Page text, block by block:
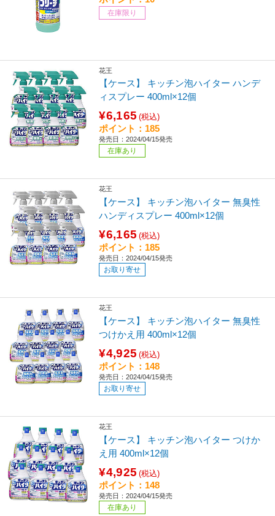
在庫限り
花王
【ケース】 キッチン泡ハイター ハンデ
ィスプレー 400ml×12個
¥6,165 (税込)
ポイント：185
発売日：2024/04/15発売
在庫あり
花王
【ケース】 キッチン泡ハイター 無臭性
ハンディスプレー 400ml×12個
¥6,165 (税込)
ポイント：185
発売日：2024/04/15発売
お取り寄せ
花王
【ケース】 キッチン泡ハイター 無臭性
つけかえ用 400ml×12個
¥4,925 (税込)
ポイント：148
発売日：2024/04/15発売
お取り寄せ
花王
【ケース】 キッチン泡ハイター つけか
え用 400ml×12個
¥4,925 (税込)
ポイント：148
発売日：2024/04/15発売
在庫あり